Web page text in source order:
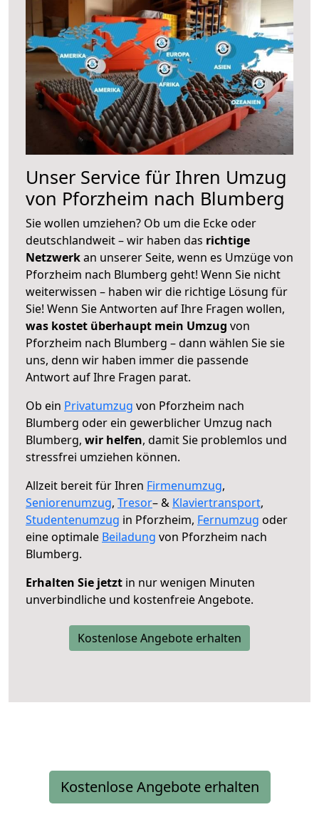
Unser Service für Ihren Umzug
von Pforzheim nach Blumberg
Sie wollen umziehen? Ob um die Ecke oder
deutschlandweit – wir haben das richtige
Netzwerkan unserer Seite, wenn es Umzüge von
Pforzheim nach Blumberg geht! Wenn Sie nicht
weiterwissen – haben wir die richtige Lösung für
Sie! Wenn Sie Antworten auf Ihre Fragen wollen,
was kostet überhaupt mein Umzug von
Pforzheim nach Blumberg – dann wählen Sie sie
uns, denn wir haben immer die passende
Antwort auf Ihre Fragen parat.
Ob ein Privatumzug von Pforzheim nach
Blumberg oder ein gewerblicher Umzug nach
Blumberg, wir helfen, damit Sie problemlos und
stressfrei umziehen können.
Allzeit bereit für Ihren Firmenumzug,
Seniorenumzug, Tresor– & Klaviertransport,
Studentenumzug in Pforzheim, Fernumzug oder
eine optimale Beiladung von Pforzheim nach
Blumberg.
Erhalten Sie jetzt in nur wenigen Minuten
unverbindliche und kostenfreie Angebote.
Kostenlose Angebote erhalten
Kostenlose Angebote erhalten